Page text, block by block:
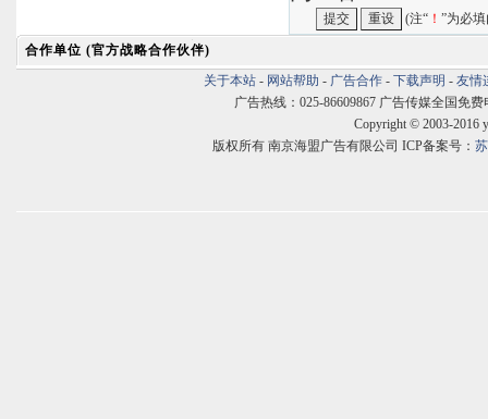
(注“ ！ ”为必
合作单位 (官方战略合作伙伴)
关于本站 - 网站帮助 - 广告合作 - 下载声明 - 友情
广告热线：025-86609867 广告传媒全国免费
Copyright © 2003-2016
版权所有 南京海盟广告有限公司 ICP备案号：